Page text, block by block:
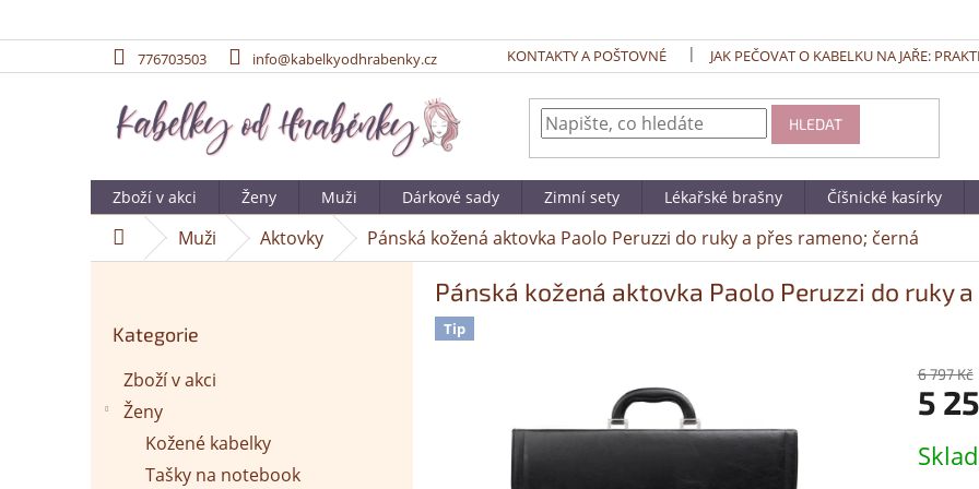
776703503 info@kabelkyodhrabenky.cz KONTAKTY A POŠTOVNÉ JAK PEČOVAT O KABELKU NA JAŘE:
HLEDAT
Zboží v akci Ženy Muži Dárkové sady Zimní sety Lékařské brašny Číšnické kasírky
DomůMuži Aktovky Pánská kožená aktovka Paolo Peruzzi do ruky a přes rameno; černá
kategorie
Kategorie
Zboží v akci
Ženy
Kožené kabelky
Tašky na notebook
Pánská kožená aktovka Paolo Peruzzi do ruky
Tip
6 797 Kč
5
cena: